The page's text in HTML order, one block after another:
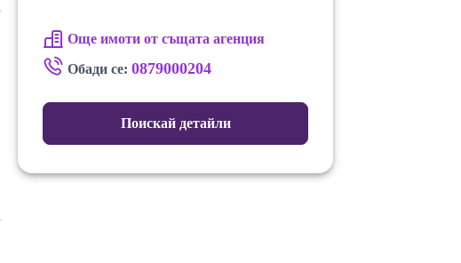
Още имоти от същата агенция
Обади се: 0879000204
Поискай детайли